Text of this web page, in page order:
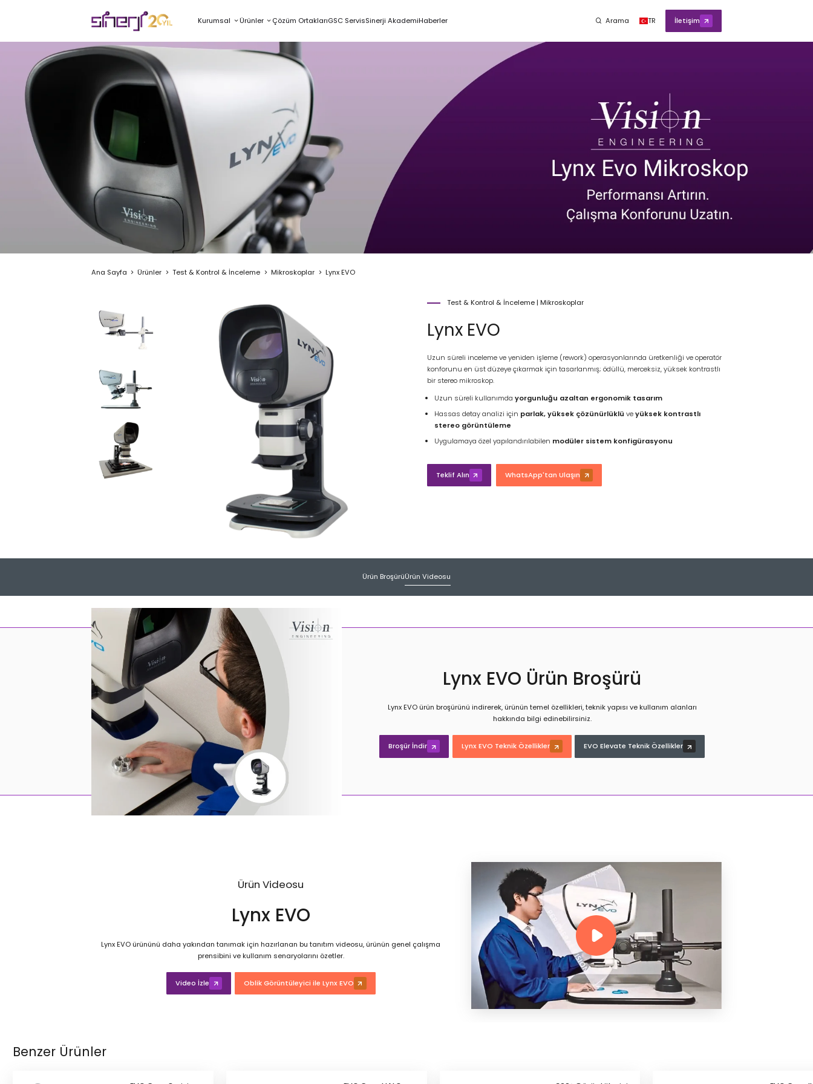
Kurumsal Ürünler Çözüm OrtaklarıGSC ServisSinerji AkademiHaberler Arama TR İletişim
Ana Sayfa Ürünler Test & Kontrol & İnceleme Mikroskoplar Lynx EVO
Test & Kontrol & İnceleme|Mikroskoplar
Lynx EVO
Uzun süreli inceleme ve yeniden işleme (rework) operasyonlarında üretkenliği ve operatör
konforunu en üst düzeye çıkarmak için tasarlanmış; ödüllü, merceksiz, yüksek kontrastlı
bir stereo mikroskop.
Uzun süreli kullanımdayorgunluğu azaltan ergonomik tasarım
Hassas detay analizi için parlak, yüksek çözünürlüklüveyüksek kontrastlı
stereo görüntüleme
Uygulamaya özel yapılandırılabilen modüler sistem konfigürasyonu
Teklif Alın WhatsApp'tan Ulaşın
Ürün BroşürüÜrün Videosu
Lynx EVO Ürün Broşürü
Lynx EVO ürün broşürünü indirerek, ürünün temel özellikleri, teknik yapısı ve kullanım alanları
hakkında bilgi edinebilirsiniz.
Broşür İndir Lynx EVO Teknik Özellikler EVO Elevate Teknik Özellikler
Ürün Videosu
Lynx EVO
Lynx EVO ürününü daha yakından tanımak için hazırlanan bu tanıtım videosu, ürünün genel çalışma
prensibini ve kullanım senaryolarını özetler.
Video İzle Oblik Görüntüleyici ile Lynx EVO
Benzer Ürünler